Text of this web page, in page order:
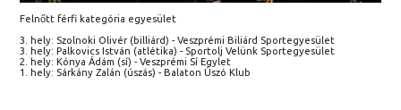
Felnőtt férfi kategória egyesület
3. hely: Szolnoki Olivér (billiárd) - Veszprémi Biliárd Sportegyesület
3. hely: Palkovics István (atlétika) - Sportolj Velünk Sportegyesület
2. hely: Kónya Ádám (sí) - Veszprémi Sí Egylet
1. hely: Sárkány Zalán (úszás) - Balaton Úszó Klub